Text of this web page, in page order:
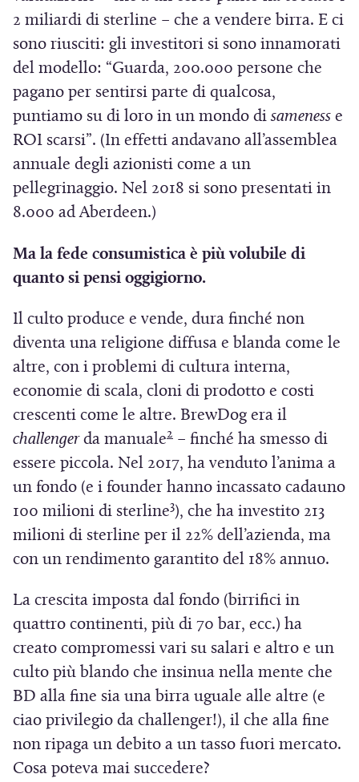
2 miliardi di sterline – che a vendere birra. E ci
sono riusciti: gli investitori si sono innamorati
del modello: “Guarda, 200.000 persone che
pagano per sentirsi parte di qualcosa,
puntiamo su di loro in un mondo disameness e
ROI scarsi”. (In effetti andavano all’assemblea
annuale degli azionisti come a un
pellegrinaggio. Nel 2018 si sono presentati in
8.000 ad Aberdeen.)
Ma la fede consumistica è più volubile di
quanto si pensi oggigiorno.
Il culto produce e vende, dura finché non
diventa una religione diffusa e blanda come le
altre, con i problemi di cultura interna,
economie di scala, cloni di prodotto e costi
crescenti come le altre. BrewDog era il
challengerda manuale2 – finché ha smesso di
essere piccola. Nel 2017, ha venduto l’anima a
un fondo (e i founder hanno incassato cadauno
100 milioni di sterline3), che ha investito 213
milioni di sterline per il 22% dell’azienda, ma
con un rendimento garantito del 18% annuo.
La crescita imposta dal fondo (birrifici in
quattro continenti, più di 70 bar, ecc.) ha
creato compromessi vari su salari e altro e un
culto più blando che insinua nella mente che
BD alla fine sia una birra uguale alle altre (e
ciao privilegio da challenger!), il che alla fine
non ripaga un debito a un tasso fuori mercato.
Cosa poteva mai succedere?